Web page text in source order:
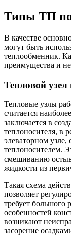
Типы ТП по
В качестве
могут быть
теплообменник.
преимущества и
Тепловой узел
Тепловые узлы
считается
заключается в
теплоносителя, в
элеваторном узле,
теплоносителем.
смешиванию
жидкости из
Такая схема
позволяет
требует большого
особенностей
возникают
засорение